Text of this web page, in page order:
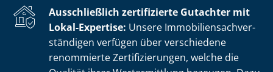
Ausschließlich zertifizierte Gutachter mit
Lokal-Expertise: Unsere Im­mo­bi­li­en­sach­ver­
stän­di­gen verfügen über verschiedene
renommierte Zer­ti­fi­zie­run­gen, welche die